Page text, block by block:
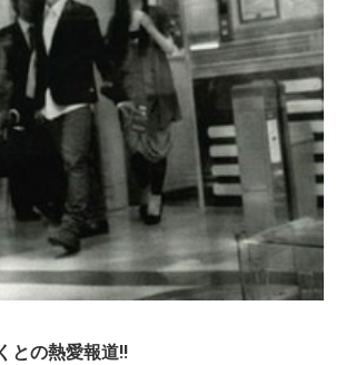
との熱愛報道!!